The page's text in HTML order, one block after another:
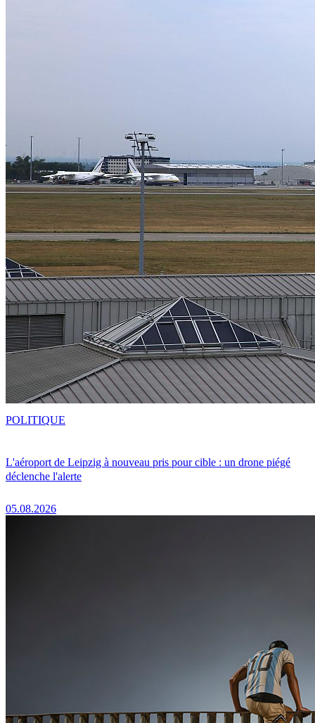
L'aéroport de Leipzig à nouveau pris pour cible : un drone piégé
déclenche l'alerte
05.08.2026
POLITIQUE